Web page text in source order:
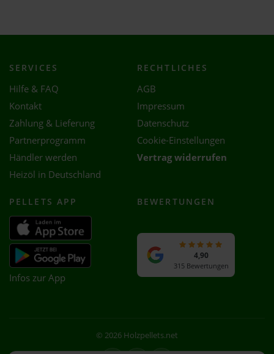
SERVICES
Hilfe & FAQ
Kontakt
Zahlung & Lieferung
Partnerprogramm
Händler werden
Heizöl in Deutschland
RECHTLICHES
AGB
Impressum
Datenschutz
Cookie-Einstellungen
Vertrag widerrufen
PELLETS APP
Infos zur App
BEWERTUNGEN
4,90
315 Bewertungen
© 2026 Holzpellets.net